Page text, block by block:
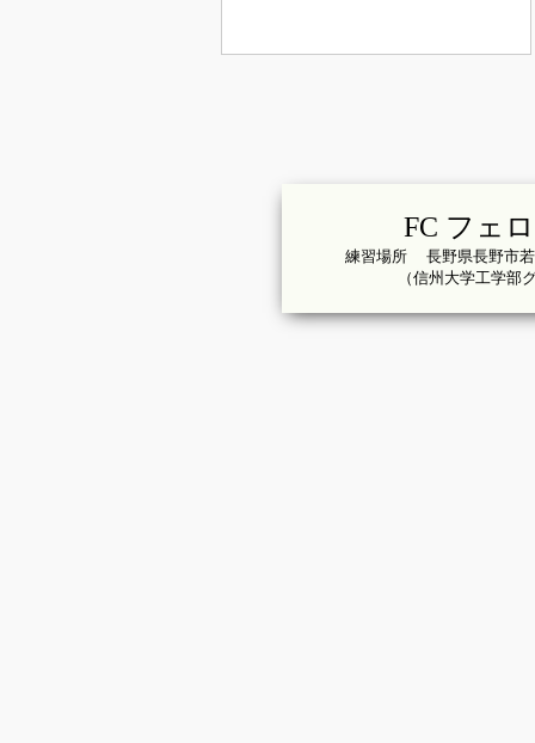
FC フェ
練習場所 長野県長野市若
（信州大学工学部